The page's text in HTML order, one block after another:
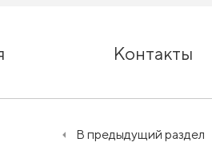
Контакты
В предыдущий раздел